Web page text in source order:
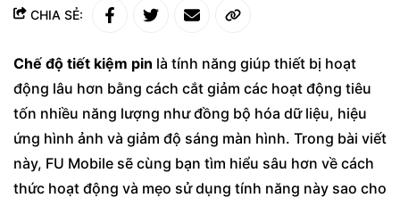
CHIA SẺ:
Chế độ tiết kiệm pin là tính năng giúp thiết bị hoạt
động lâu hơn bằng cách cắt giảm các hoạt động tiêu
tốn nhiều năng lượng như đồng bộ hóa dữ liệu, hiệu
ứng hình ảnh và giảm độ sáng màn hình. Trong bài viết
này, FU Mobile sẽ cùng bạn tìm hiểu sâu hơn về cách
thức hoạt động và mẹo sử dụng tính năng này sao cho